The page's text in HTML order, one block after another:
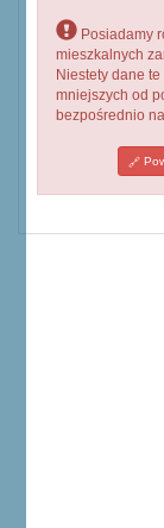
Posiadamy
mieszkalnych
Niestety dane
mniejszych od
bezpośrednio